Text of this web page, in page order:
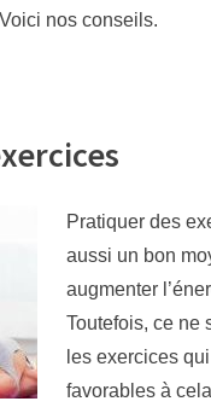
nos conseils.
Pratiquer des
aussi un bon
augmenter
Toutefois, ce ne
les exercices
favorables à